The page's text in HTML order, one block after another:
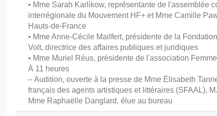
• Mme Sarah Karlikow, représentante de l'assemblée
interrégionale du Mouvement HF+ et Mme Camille
Hauts-de-France
• Mme Anne-Cécile Mailfert, présidente de la
Volt, directrice des affaires publiques et juridiques
• Mme Muriel Réus, présidente de l'association
À 11 heures
– Audition, ouverte à la presse de Mme Élisabeth
français des agents artistiques et littéraires (SFAAL),
Mme Raphaëlle Danglard, élue au bureau